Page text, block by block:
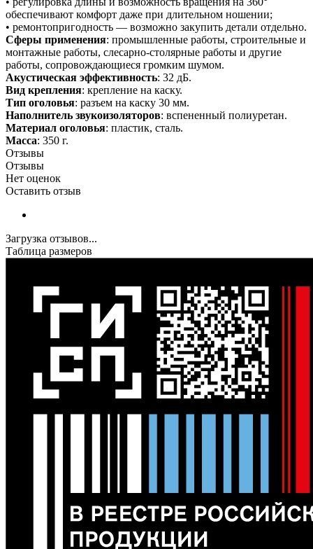
обеспечивают комфорт даже при длительном ношении;
• ремонтопригодность — возможно закупить детали отдельно.
Сферы применения: промышленные работы, строительные и
монтажные работы, слесарно-столярные работы и другие
работы, сопровождающиеся громким шумом.
Акустическая эффективность: 32 дБ.
Вид крепления: крепление на каску.
Тип оголовья: разъем на каску 30 мм.
Наполнитель звукоизоляторов: вспененный полиуретан.
Материал оголовья: пластик, сталь.
Масса: 350 г.
Отзывы
Отзывы
Нет оценок
Оставить отзыв
Загрузка отзывов...
Таблица размеров